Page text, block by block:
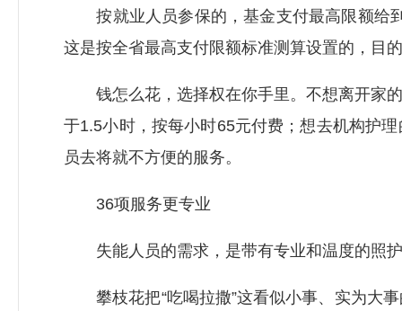
按就业人员参保的，基金支付最高限额给到
这是按全省最高支付限额标准测算设置的，目
钱怎么花，选择权在你手里。不想离开家的
于1.5小时，按每小时65元付费；想去机构护
员去将就不方便的服务。
36项服务更专业
失能人员的需求，是带有专业和温度的照
攀枝花把“吃喝拉撒”这看似小事、实为大事